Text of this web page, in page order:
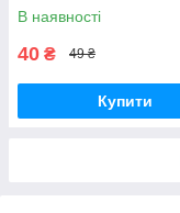
В наявності
40 ₴ 49 ₴
Купити